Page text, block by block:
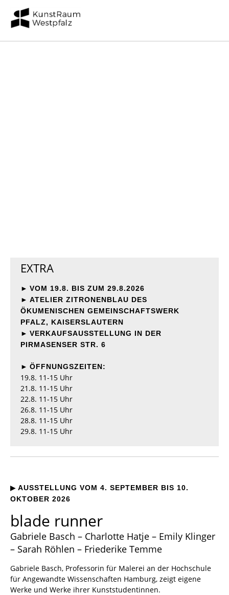
Menu
WAS IST
EXTRA
► VOM 19.8. BIS ZUM 29.8.2026
► ATELIER ZITRONENBLAU DES
ÖKUMENISCHEN GEMEINSCHAFTSWERK
PFALZ, KAISERSLAUTERN
► VERKAUFSAUSSTELLUNG IN DER
PIRMASENSER STR. 6
► ÖFFNUNGSZEITEN:
19.8. 11-15 Uhr
21.8. 11-15 Uhr
22.8. 11-15 Uhr
26.8. 11-15 Uhr
28.8. 11-15 Uhr
29.8. 11-15 Uhr
▶ AUSSTELLUNG VOM 4. SEPTEMBER BIS 10.
OKTOBER 2026
blade runner
Gabriele Basch – Charlotte Hatje – Emily Klinger
– Sarah Röhlen – Friederike Temme
Gabriele Basch, Professorin für Malerei an der Hochschule
für Angewandte Wissenschaften Hamburg, zeigt eigene
Werke und Werke ihrer Kunststudentinnen.